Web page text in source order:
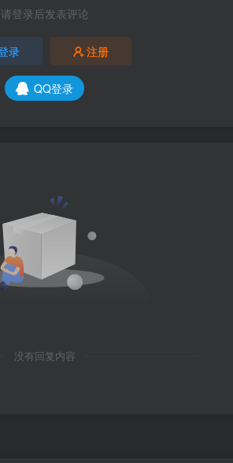
请登录后发表评论
录 注册
QQ登录
没有回复内容